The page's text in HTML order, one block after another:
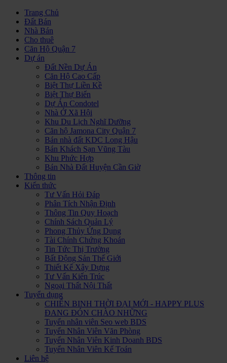
Trang Chủ
Đất Bán
Nhà Bán
Cho thuê
Căn Hộ Quận 7
Dự án
Đất Nền Dự Án
Căn Hộ Cao Cấp
Biệt Thự Liền Kề
Biệt Thự Biển
Dự Án Condotel
Nhà Ở Xã Hội
Khu Du Lịch Nghĩ Dưỡng
Căn hộ Jamona City Quận 7
Bán nhà đất KDC Long Hậu
Bán Khách Sạn Vũng Tàu
Khu Phức Hợp
Bán Nhà Đất Huyện Cần Giờ
Thông tin
Kiến thức
Tư Vấn Hỏi Đáp
Phân Tích Nhận Định
Thông Tin Quy Hoạch
Chính Sách Quản Lý
Phong Thủy Ứng Dụng
Tài Chính Chứng Khoán
Tin Tức Thị Trường
Bất Động Sản Thế Giới
Thiết Kế Xây Dựng
Tư Vấn Kiến Trúc
Ngoại Thất Nội Thất
Tuyển dụng
CHIẾN BINH THỜI ĐẠI MỚI - HAPPY PLUS
ĐANG ĐÓN CHÀO NHỮNG
Tuyển nhân viên Seo web BDS
Tuyển Nhân Viên Văn Phòng
Tuyển Nhân Viên Kinh Doanh BDS
Tuyển Nhân Viên Kế Toán
Liên hệ